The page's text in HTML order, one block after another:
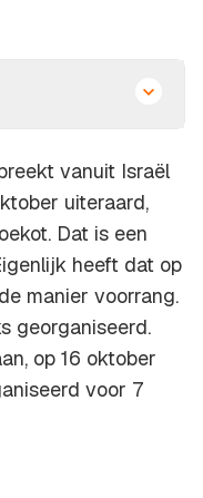
vanuit Israël
uiteraard,
Dat is een
heeft dat op
manier voorrang.
georganiseerd.
op 16 oktober
voor 7